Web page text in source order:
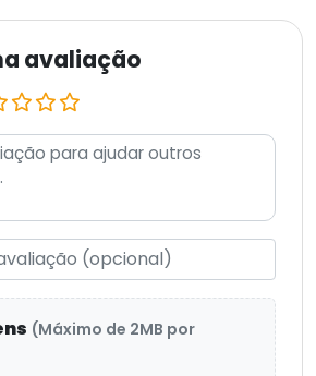
avaliação
(Máximo de 2MB por